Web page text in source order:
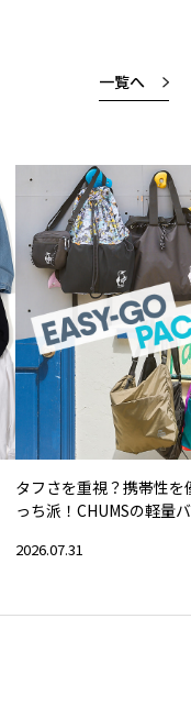
一覧へ
タフさを重視？携帯性
っち派！CHUMSの軽量
2026.07.31